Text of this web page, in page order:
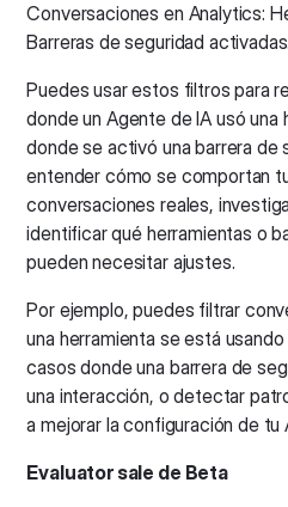
Conversaciones en Analytics:
Barreras de seguridad activadas.
Puedes usar estos filtros para
donde un Agente de IA usó
donde se activó una barrera de
entender cómo se comportan
conversaciones reales,
identificar qué herramientas o
pueden necesitar ajustes.
Por ejemplo, puedes filtrar
una herramienta se está
casos donde una barrera de
una interacción, o detectar
a mejorar la configuración de tu
Evaluator sale de Beta